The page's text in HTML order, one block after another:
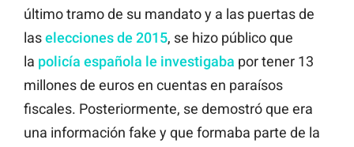
último tramo de su mandato y a las puertas de
laselecciones de 2015, se hizo público que
la policía española le investigaba por tener 13
millones de euros en cuentas en paraísos
fiscales. Posteriormente, se demostró que era
una información fake y que formaba parte de la